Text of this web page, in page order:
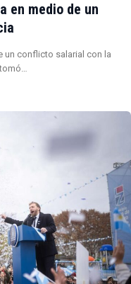
en medio de un
un conflicto salarial con la